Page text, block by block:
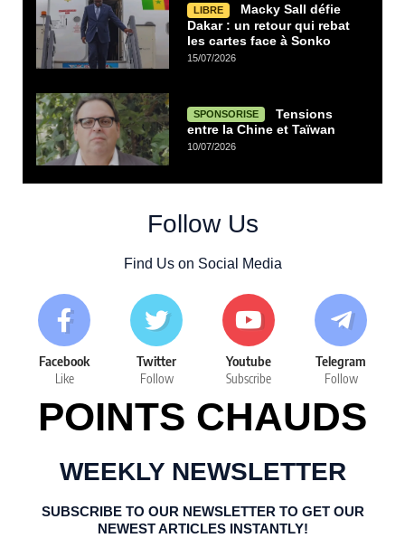
LIBRE
Macky Sall défie
Dakar : un retour qui rebat
les cartes face à Sonko
15/07/2026
SPONSORISE
Tensions
entre la Chine et Taïwan
10/07/2026
Follow Us
Find Us on Social Media
Facebook
Like
Twitter
Follow
Youtube
Subscribe
Telegram
Follow
POINTS CHAUDS
WEEKLY NEWSLETTER
SUBSCRIBE TO OUR NEWSLETTER TO GET OUR
NEWEST ARTICLES INSTANTLY!